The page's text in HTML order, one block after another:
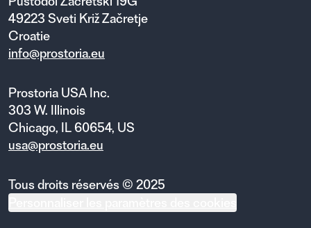
49223 Sveti Križ Začretje
Croatie
info@prostoria.eu
Prostoria USA Inc.
303 W. Illinois
Chicago, IL 60654, US
usa@prostoria.eu
Tous droits réservés © 2025